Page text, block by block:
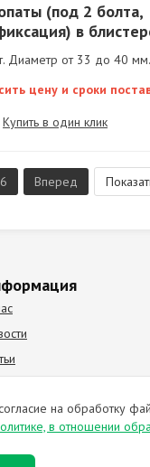
(под 2 болта,
в
Диаметр от 33 до 40 мм.
цену и сроки
Купить в один клик
6 Вперед
на обработку
в отношении